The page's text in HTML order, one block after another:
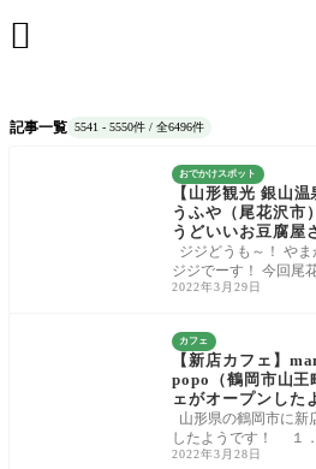

記事一覧 5541 - 5550件 / 全6496件
おでかけスポット
【山形観光 銀山
うふや（尾花沢市
うどいいお豆腐屋
ジジどうも～！ や
ジジでーす！ 今回尾
ある「野川とうふや
2022年3月29日
カフェ
【新店カフェ】
popo（鶴岡市山王
ェがオープンした
山形県の鶴岡市に新
したようです！ １．
poとは？ オープンした
2022年3月28日